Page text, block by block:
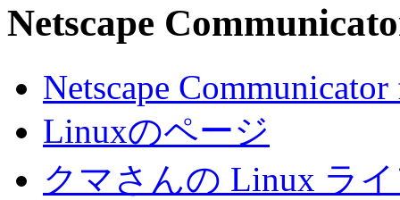
Netscape
Netscape
Linuxのページ
クマさんの Linux ラ